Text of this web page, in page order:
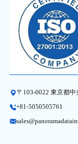
〒103-0022 東京都
+81-5050505761